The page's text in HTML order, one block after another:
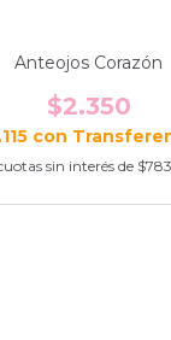
Anteojos Corazón
$2.350
con
sin interés de